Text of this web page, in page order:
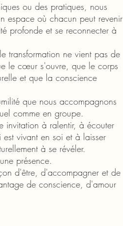
ou des pratiques, nous
espace où chacun peut revenir
profonde et se reconnecter à
transformation ne vient pas de
le cœur s'ouvre, que le corps
et que la conscience
que nous accompagnons
comme en groupe.
invitation à ralentir, à écouter
vivant en soi et à laisser
à se révéler.
présence.
d'être, d'accompagner et de
de conscience, d'amour